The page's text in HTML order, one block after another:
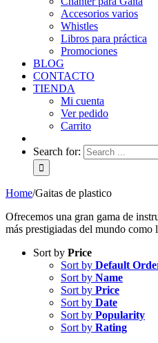
Accesorios varios
Whistles
Libros para práctica
Promociones
BLOG
CONTACTO
TIENDA
Mi cuenta
Ver pedido
Carrito
Search for:
Home/Gaitas de plastico
Ofrecemos una gran gama de
más prestigiadas del mundo
Sort by Price
Sort by Default
Sort by Name
Sort by Price
Sort by Date
Sort by Popularity
Sort by Rating